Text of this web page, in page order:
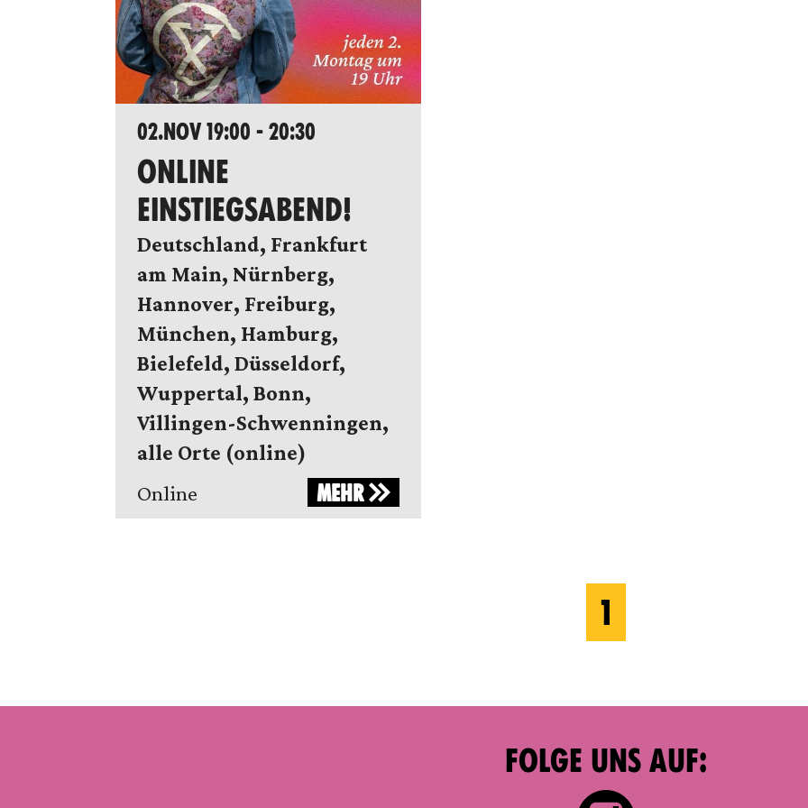
02.NOV 19:00 - 20:30
ONLINE
EINSTIEGSABEND!
Deutschland, Frankfurt
am Main, Nürnberg,
Hannover, Freiburg,
München, Hamburg,
Bielefeld, Düsseldorf,
Wuppertal, Bonn,
Villingen-Schwenningen,
alle Orte (online)
MEHR
Online
1
FOLGE UNS AUF: